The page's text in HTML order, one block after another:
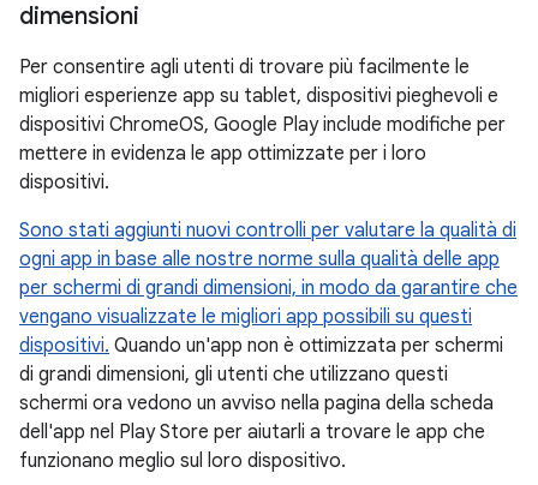
dimensioni
Per consentire agli utenti di trovare più facilmente le
migliori esperienze app su tablet, dispositivi pieghevoli e
dispositivi ChromeOS, Google Play include modifiche per
mettere in evidenza le app ottimizzate per i loro
dispositivi.
Sono stati aggiunti nuovi controlli per valutare la qualità di
ogni app in base alle nostre norme sulla qualità delle app
per schermi di grandi dimensioni, in modo da garantire che
vengano visualizzate le migliori app possibili su questi
dispositivi. Quando un'app non è ottimizzata per schermi
di grandi dimensioni, gli utenti che utilizzano questi
schermi ora vedono un avviso nella pagina della scheda
dell'app nel Play Store per aiutarli a trovare le app che
funzionano meglio sul loro dispositivo.